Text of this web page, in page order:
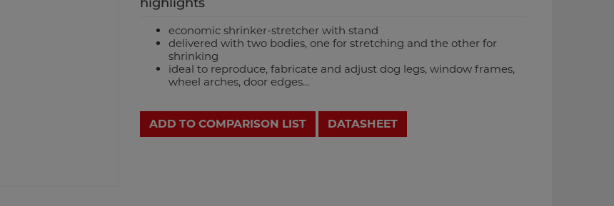
economic shrinker-stretcher with stand
delivered with two bodies, one for stretching and the other for
shrinking
ideal to reproduce, fabricate and adjust dog legs, window frames,
wheel arches, door edges...
ADD TO COMPARISON LIST DATASHEET